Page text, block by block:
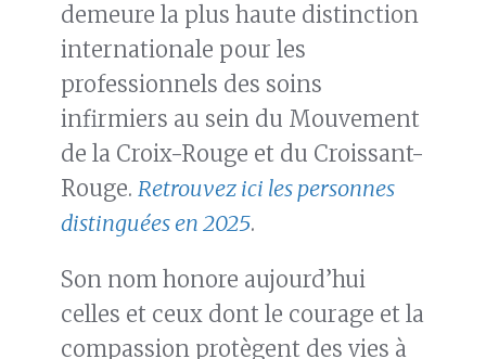
demeure la plus haute distinction
internationale pour les
professionnels des soins
infirmiers au sein du Mouvement
de la Croix-Rouge et du Croissant-
Rouge. Retrouvez ici les personnes
distinguées en 2025.
Son nom honore aujourd’hui
celles et ceux dont le courage et la
compassion protègent des vies à